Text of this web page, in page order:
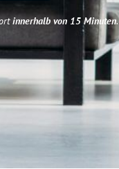
innerhalb von 15 Minuten.